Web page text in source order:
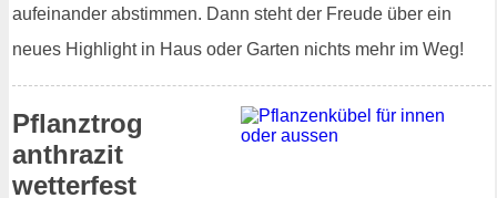
aufeinander abstimmen. Dann steht der Freude über ein
neues Highlight in Haus oder Garten nichts mehr im Weg!
Pflanztrog
anthrazit
wetterfest